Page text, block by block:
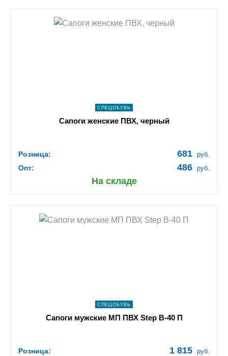
shopping_cart В КОРЗИНУ
СПЕЦОБУВЬ
Сапоги женские ПВХ, черный
Розница: 681 руб.
Опт: 486 руб.
На складе
shopping_cart В КОРЗИНУ
СПЕЦОБУВЬ
Сапоги мужские МП ПВХ Step B-40 П
Розница: 1 815 руб.